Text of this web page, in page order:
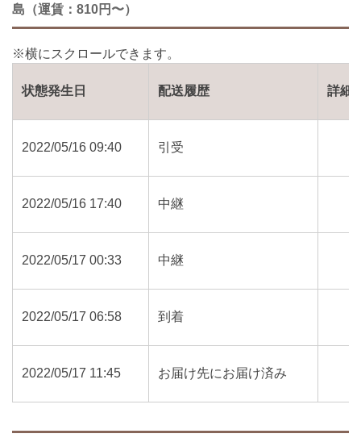
島（運賃：810円〜）
状態発生日 配送履歴 詳細
2022/05/16 09:40 引受
2022/05/16 17:40 中継
2022/05/17 00:33 中継
2022/05/17 06:58 到着
2022/05/17 11:45 お届け先にお届け済み